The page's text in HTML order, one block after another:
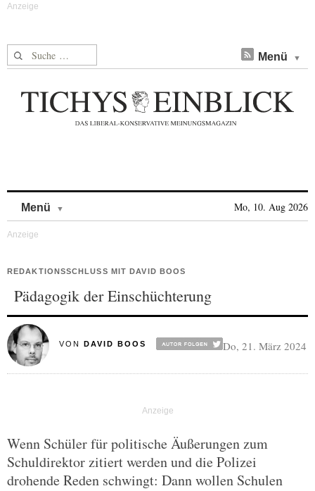
Suche nach: Menü
Menü Mo, 10. Aug 2026
REDAKTIONSSCHLUSS MIT DAVID BOOS
Pädagogik der Einschüchterung
VON DAVID BOOS Do, 21. März 2024
Wenn Schüler für politische Äußerungen zum
Schuldirektor zitiert werden und die Polizei
drohende Reden schwingt: Dann wollen Schulen